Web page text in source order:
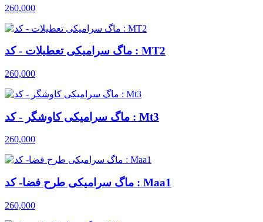
260,000
ماگ سرامیکی تعطیلات - کد : MT2
260,000
ماگ سرامیکی کاوشگر - کد : Mt3
260,000
ماگ سرامیکی طرح فضا- کد : Maa1
260,000